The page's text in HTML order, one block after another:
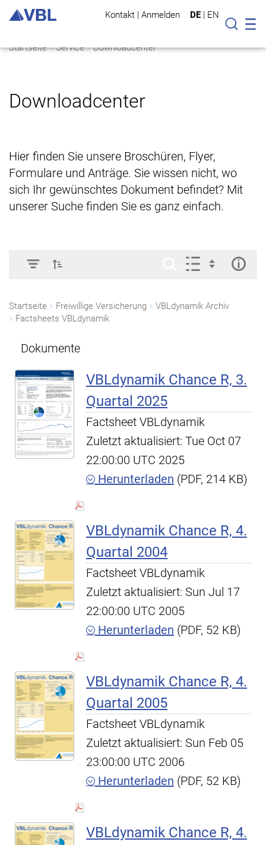
Kontakt | Anmelden DE | EN
Suche
Startseite Service Downloadcenter
Downloadcenter
Hier finden Sie unsere Broschüren, Flyer,
Formulare und Anträge. Sie wissen nicht, wo
sich Ihr gewünschtes Dokument befindet? Mit
unserer Suche finden Sie es ganz einfach.
Startseite Freiwillige Versicherung
VBLdynamik Archiv
Factsheets VBLdynamik
Dokumente
VBLdynamik Chance R, 3.
Quartal 2025
Factsheet VBLdynamik
Zuletzt aktualisiert: Tue Oct 07
22:00:00 UTC 2025
Herunterladen (PDF, 214 KB)
VBLdynamik Chance R, 4.
Quartal 2004
Factsheet VBLdynamik
Zuletzt aktualisiert: Sun Jul 17
22:00:00 UTC 2005
Herunterladen (PDF, 52 KB)
VBLdynamik Chance R, 4.
Quartal 2005
Factsheet VBLdynamik
Zuletzt aktualisiert: Sun Feb 05
23:00:00 UTC 2006
Herunterladen (PDF, 52 KB)
VBLdynamik Chance R, 4.